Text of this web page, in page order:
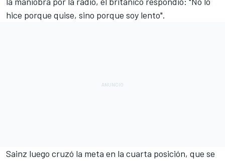
hice porque quise, sino porque soy lento".
Sainz luego cruzó la meta en la cuarta posición, que se